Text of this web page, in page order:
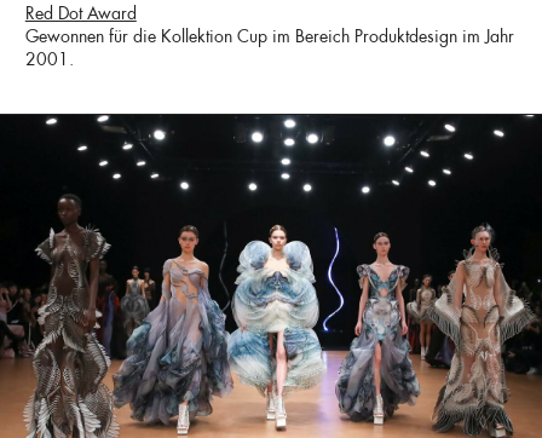
Red Dot Award
Gewonnen für die Kollektion Cup im Bereich Produktdesign im Jahr
2001.